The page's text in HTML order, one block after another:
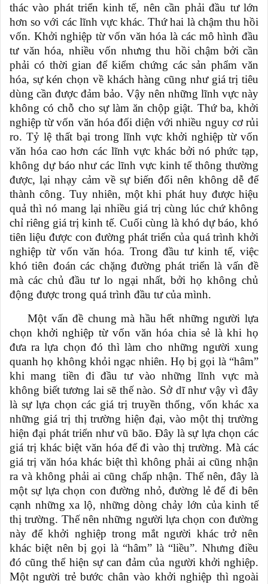
thác vào phát triển kinh tế, nên cần phải đầu tư lớn
hơn so với các lĩnh vực khác. Thứ hai là chậm thu hồi
vốn. Khởi nghiệp từ vốn văn hóa là các mô hình đầu
tư văn hóa, nhiều vốn nhưng thu hồi chậm bởi cần
phải có thời gian để kiểm chứng các sản phẩm văn
hóa, sự kén chọn về khách hàng cũng như giá trị tiêu
dùng cần được đảm bảo. Vậy nên những lĩnh vực này
không có chỗ cho sự làm ăn chộp giật. Thứ ba, khởi
nghiệp từ vốn văn hóa đối diện với nhiều nguy cơ rủi
ro. Tỷ lệ thất bại trong lĩnh vực khởi nghiệp từ vốn
văn hóa cao hơn các lĩnh vực khác bởi nó phức tạp,
không dự báo như các lĩnh vực kinh tế thông thường
được, lại nhạy cảm về sự biến đổi nên không dễ để
thành công. Tuy nhiên, một khi phát huy được hiệu
quả thì nó mang lại nhiều giá trị cùng lúc chứ không
chỉ riêng giá trị kinh tế. Cuối cùng là khó dự báo, khó
tiên liệu được con đường phát triển của quá trình khởi
nghiệp từ vốn văn hóa. Trong đầu tư kinh tế, việc
khó tiên đoán các chặng đường phát triển là vấn đề
mà các chủ đầu tư lo ngại nhất, bởi họ không chủ
động được trong quá trình đầu tư của mình.
Một vấn đề chung mà hầu hết những người lựa
chọn khởi nghiệp từ vốn văn hóa chia sẻ là khi họ
đưa ra lựa chọn đó thì làm cho những người xung
quanh họ không khỏi ngạc nhiên. Họ bị gọi là “hâm”
khi mang tiền đi đầu tư vào những lĩnh vực mà
không biết tương lai sẽ thế nào. Sở dĩ như vậy vì đây
là sự lựa chọn các giá trị truyền thống, vốn khác xa
những giá trị thị trường hiện đại, vào một thị trường
hiện đại phát triển như vũ bão. Đây là sự lựa chọn các
giá trị khác biệt văn hóa để đi vào thị trường. Mà các
giá trị văn hóa khác biệt thì không phải ai cũng nhận
ra và không phải ai cũng chấp nhận. Thế nên, đây là
một sự lựa chọn con đường nhỏ, đường lẻ để đi bên
cạnh những xa lộ, những dòng chảy lớn của kinh tế
thị trường. Thế nên những người lựa chọn con đường
này để khởi nghiệp trong mắt người khác trở nên
khác biệt nên bị gọi là “hâm” là “liều”. Nhưng điều
đó cũng thể hiện sự can đảm của người khởi nghiệp.
Một người trẻ bước chân vào khởi nghiệp thì ngoài